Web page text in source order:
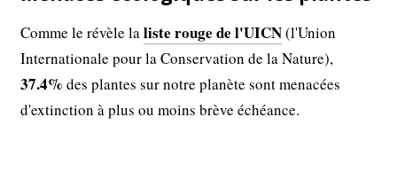
Comme le révèle laliste rouge de l'UICN(l'Union
Internationale pour la Conservation de la Nature),
37.4% des plantes sur notre planète sont menacées
d'extinction à plus ou moins brève échéance.